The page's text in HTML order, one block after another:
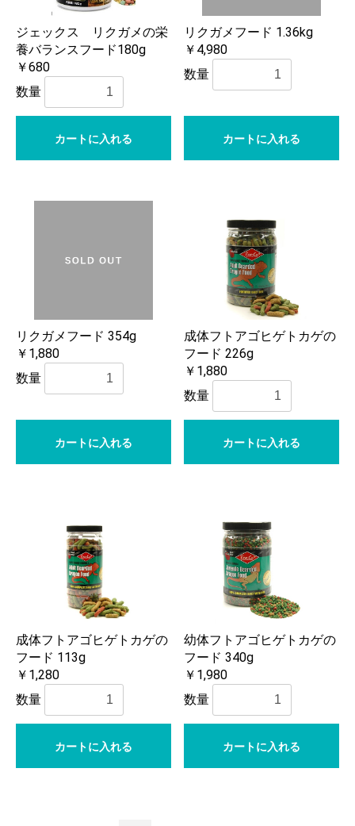
ジェックス リクガメの栄
養バランスフード180g
￥680
数量
カートに入れる
リクガメフード 1.36kg
￥4,980
数量
カートに入れる
リクガメフード 354g
￥1,880
数量
カートに入れる
成体フトアゴヒゲトカゲの
フード 226g
￥1,880
数量
カートに入れる
成体フトアゴヒゲトカゲの
フード 113g
￥1,280
数量
カートに入れる
幼体フトアゴヒゲトカゲの
フード 340g
￥1,980
数量
カートに入れる